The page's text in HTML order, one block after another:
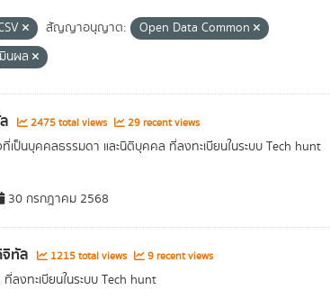
สัญญาอนุญาต:
Open Data Common
นผล
2475 total views 29 recent views
ป็นบุคคลธรรมดา และนิติบุคคล ที่ลงทะเบียนในระบบ Tech hunt
30 กรกฎาคม 2568
ทัล 1215 total views 9 recent views
ลงทะเบียนในระบบ Tech hunt